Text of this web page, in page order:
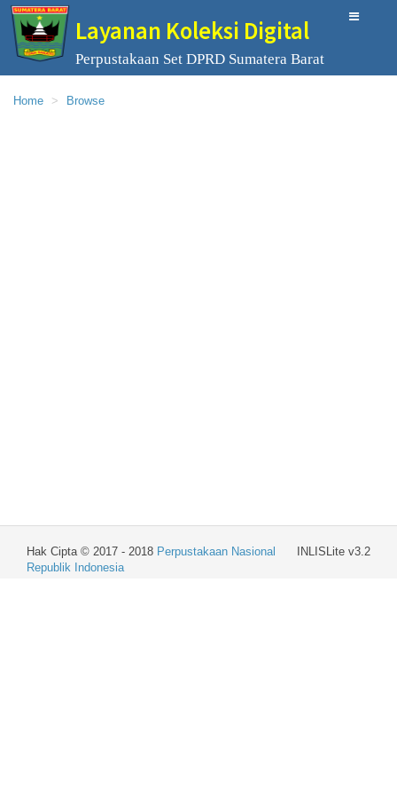
Layanan Koleksi Digital
Perpustakaan Set DPRD Sumatera Barat
Home Browse
INLISLite v3.2
Hak Cipta © 2017 - 2018 Perpustakaan Nasional
Republik Indonesia